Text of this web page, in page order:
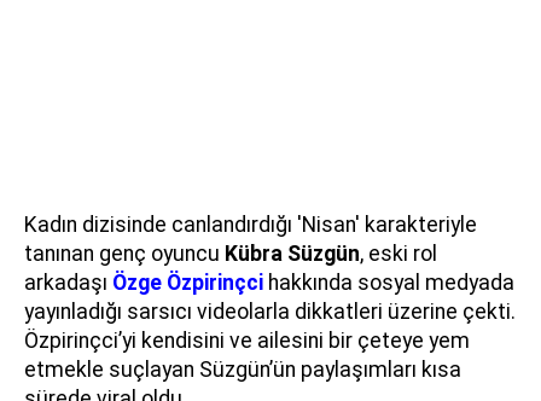
Kadın dizisinde canlandırdığı 'Nisan' karakteriyle
tanınan genç oyuncu Kübra Süzgün, eski rol
arkadaşı Özge Özpirinçci hakkında sosyal medyada
yayınladığı sarsıcı videolarla dikkatleri üzerine çekti.
Özpirinçci’yi kendisini ve ailesini bir çeteye yem
etmekle suçlayan Süzgün’ün paylaşımları kısa